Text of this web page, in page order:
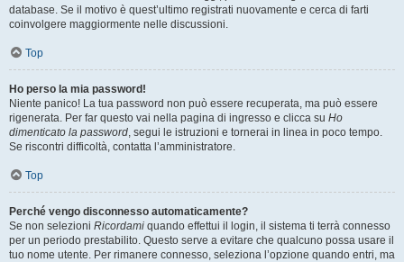
database. Se il motivo è quest’ultimo registrati nuovamente e cerca di farti
coinvolgere maggiormente nelle discussioni.
Top
Ho perso la mia password!
Niente panico! La tua password non può essere recuperata, ma può essere
rigenerata. Per far questo vai nella pagina di ingresso e clicca su Ho
dimenticato la password, segui le istruzioni e tornerai in linea in poco tempo.
Se riscontri difficoltà, contatta l’amministratore.
Top
Perché vengo disconnesso automaticamente?
Se non selezioni Ricordami quando effettui il login, il sistema ti terrà connesso
per un periodo prestabilito. Questo serve a evitare che qualcuno possa usare il
tuo nome utente. Per rimanere connesso, seleziona l’opzione quando entri, ma